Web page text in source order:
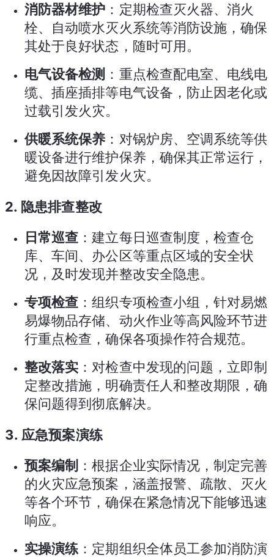
消防器材维护 ：定期检查灭火器、消火
栓、自动喷水灭火系统等消防设施，确保
其处于良好状态，随时可用。
电气设备检测 ：重点检查配电室、电线电
缆、插座插排等电气设备，防止因老化或
过载引发火灾。
供暖系统保养 ：对锅炉房、空调系统等供
暖设备进行维护保养，确保其正常运行，
避免因故障引发火灾。
2. 隐患排查整改
日常巡查 ：建立每日巡查制度，检查仓
库、车间、办公区等重点区域的安全状
况，及时发现并整改安全隐患。
专项检查 ：组织专项检查小组，针对易燃
易爆物品存储、动火作业等高风险环节进
行重点检查，确保各项操作符合规范。
整改落实 ：对检查中发现的问题，立即制
定整改措施，明确责任人和整改期限，确
保问题得到彻底解决。
3. 应急预案演练
预案编制 ：根据企业实际情况，制定完善
的火灾应急预案，涵盖报警、疏散、灭火
等各个环节，确保在紧急情况下能够迅速
响应。
实操演练 ：定期组织全体员工参加消防演